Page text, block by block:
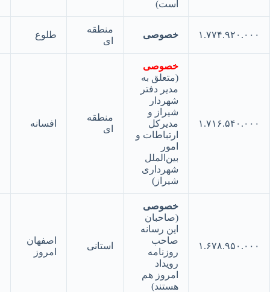
خصوصی
منطقه
طلوع
خصوصی
(متعلق به
مدیر دفتر
شهردار
شیراز و
مدیرکل
ارتباطات و
بین‌الملل
شهرداری
شیراز)
منطقه
افسانه
خصوصی
(صاحبان
این رسانه
صاحب
روزنامه
رویداد
امروز هم
هستند)
استانی
اصفهان